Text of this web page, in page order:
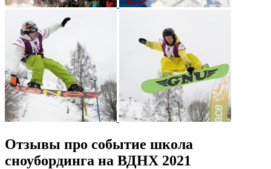
Отзывы про событие школа
сноубординга на ВДНХ 2021